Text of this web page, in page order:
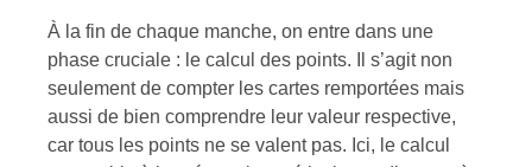
À la fin de chaque manche, on entre dans une
phase cruciale : le calcul des points. Il s’agit non
seulement de compter les cartes remportées mais
aussi de bien comprendre leur valeur respective,
car tous les points ne se valent pas. Ici, le calcul